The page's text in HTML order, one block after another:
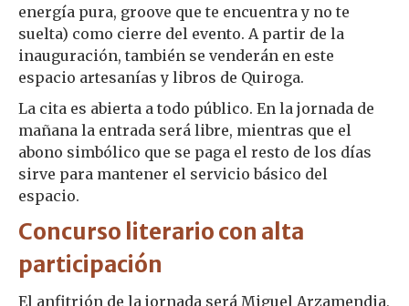
energía pura, groove que te encuentra y no te
suelta) como cierre del evento. A partir de la
inauguración, también se venderán en este
espacio artesanías y libros de Quiroga.
La cita es abierta a todo público. En la jornada de
mañana la entrada será libre, mientras que el
abono simbólico que se paga el resto de los días
sirve para mantener el servicio básico del
espacio.
Concurso literario con alta
participación
El anfitrión de la jornada será Miguel Arzamendia,